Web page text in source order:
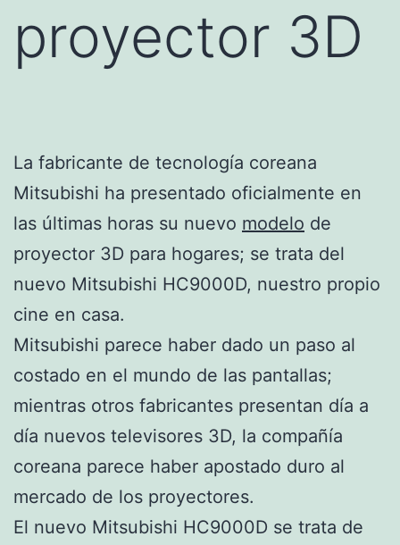
proyector 3D
La fabricante de tecnología coreana
Mitsubishi ha presentado oficialmente en
las últimas horas su nuevo modelo de
proyector 3D para hogares; se trata del
nuevo Mitsubishi HC9000D, nuestro propio
cine en casa.
Mitsubishi parece haber dado un paso al
costado en el mundo de las pantallas;
mientras otros fabricantes presentan día a
día nuevos televisores 3D, la compañía
coreana parece haber apostado duro al
mercado de los proyectores.
El nuevo Mitsubishi HC9000D se trata de